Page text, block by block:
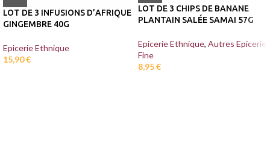
LOT DE 3 INFUSIONS D’AFRIQUE
GINGEMBRE 40G
Epicerie Ethnique
15,90€
LOT DE 3 CHIPS DE BANANE
PLANTAIN SALÉE SAMAI 57G
Epicerie Ethnique, Autres Epicerie
Fine
8,95€